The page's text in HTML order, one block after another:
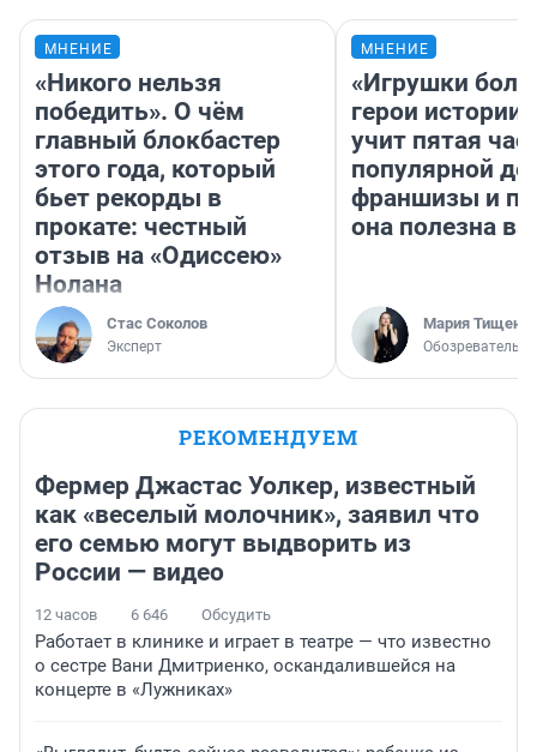
МНЕНИЕ
«Никого нельзя
победить». О чём
главный блокбастер
этого года, который
бьет рекорды в
прокате: честный
отзыв на «Одиссею»
Нолана
Стас Соколов
Эксперт
МНЕНИЕ
«Игрушки
герои
учит пятая
популярной
франшизы и
она полезна
Мария Тищенко
Обозреватель
РЕКОМЕНДУЕМ
Фермер Джастас Уолкер, известный
как «веселый молочник», заявил что
его семью могут выдворить из
России — видео
12 часов 6 646 Обсудить
Работает в клинике и играет в театре — что известно
о сестре Вани Дмитриенко, оскандалившейся на
концерте в «Лужниках»